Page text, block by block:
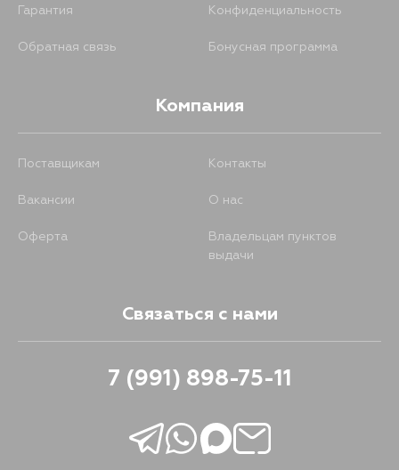
Гарантия Конфиденциальность
Обратная связь Бонусная программа
Компания
Поставщикам Контакты
Вакансии О нас
Оферта
Владельцам пунктов
выдачи
Связаться с нами
7 (991) 898-75-11